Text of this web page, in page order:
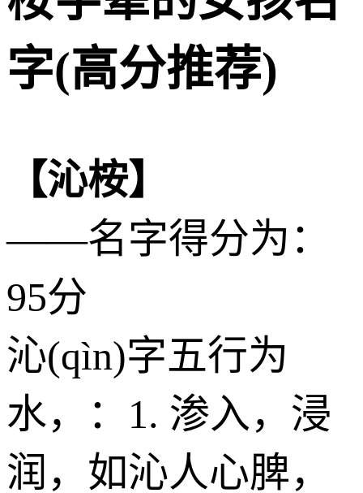
字(高分推荐)
【沁桉】
——名字得分为：
95分
沁(qìn)字五行为
水，：1. 渗入，浸
润，如沁人心脾，